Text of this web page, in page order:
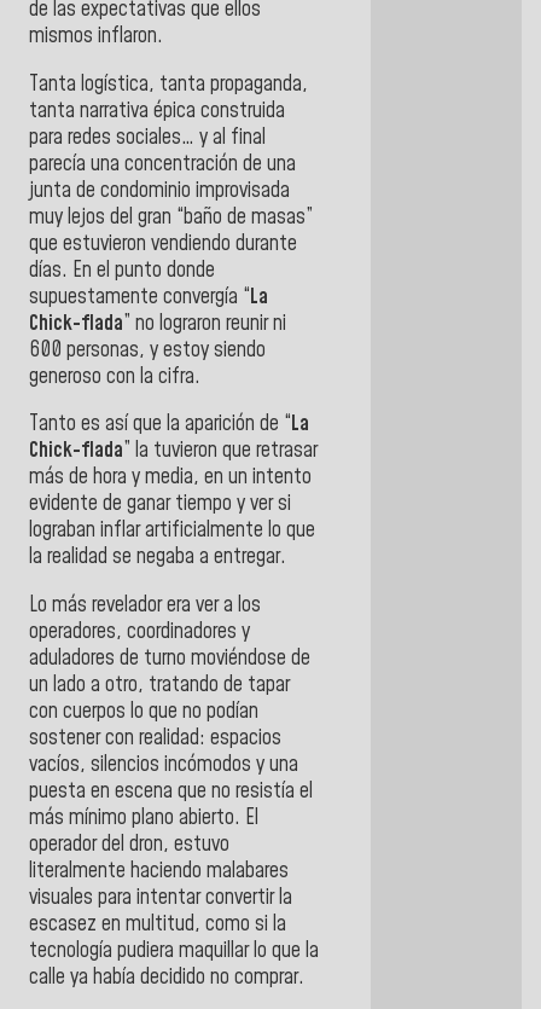
de las expectativas que ellos
mismos inflaron.
Tanta logística, tanta propaganda,
tanta narrativa épica construida
para redes sociales… y al final
parecía una concentración de una
junta de condominio improvisada
muy lejos del gran “baño de masas”
que estuvieron vendiendo durante
días. En el punto donde
supuestamente convergía “La
Chick-flada” no lograron reunir ni
600 personas, y estoy siendo
generoso con la cifra.
Tanto es así que la aparición de “La
Chick-flada” la tuvieron que retrasar
más de hora y media, en un intento
evidente de ganar tiempo y ver si
lograban inflar artificialmente lo que
la realidad se negaba a entregar.
Lo más revelador era ver a los
operadores, coordinadores y
aduladores de turno moviéndose de
un lado a otro, tratando de tapar
con cuerpos lo que no podían
sostener con realidad: espacios
vacíos, silencios incómodos y una
puesta en escena que no resistía el
más mínimo plano abierto. El
operador del dron, estuvo
literalmente haciendo malabares
visuales para intentar convertir la
escasez en multitud, como si la
tecnología pudiera maquillar lo que la
calle ya había decidido no comprar.